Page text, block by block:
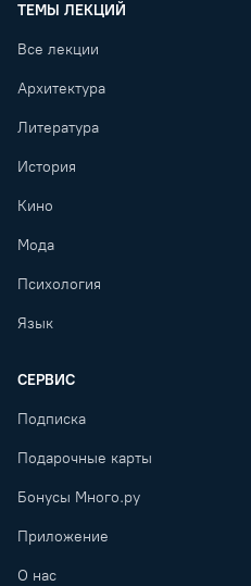
ТЕМЫ ЛЕКЦИЙ
Все лекции
Архитектура
Литература
История
Кино
Мода
Психология
Язык
СЕРВИС
Подписка
Подарочные карты
Бонусы Много.ру
Приложение
О нас